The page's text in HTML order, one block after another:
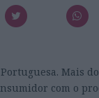
Mais
com o